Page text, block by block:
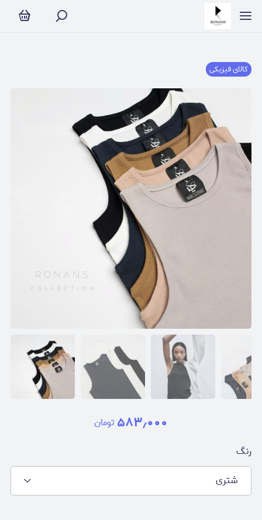
کالای فیزیکی
۵۸۳٫۰۰۰ تومان
رنگ
شتری